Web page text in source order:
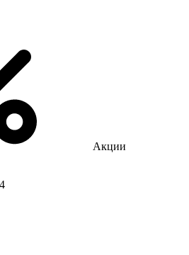
Акции